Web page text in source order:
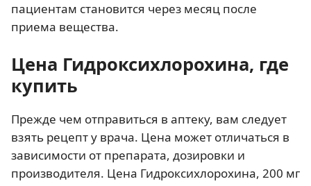
пациентам становится через месяц после
приема вещества.
Цена Гидроксихлорохина, где
купить
Прежде чем отправиться в аптеку, вам следует
взять рецепт у врача. Цена может отличаться в
зависимости от препарата, дозировки и
производителя. Цена Гидроксихлорохина, 200 мг